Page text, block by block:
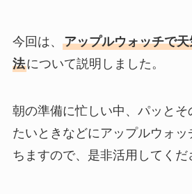
今回は、 アップルウォッチで
法について説明しました。
朝の準備に忙しい中、パッと
たいときなどにアップルウォ
ちますので、是非活用してくだ